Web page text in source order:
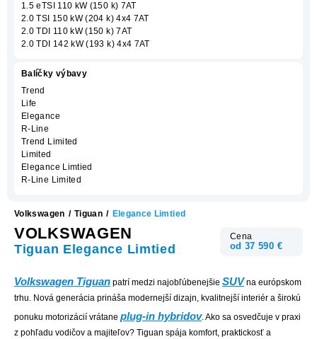
Volkswagen / Tiguan / Elegance Limtied
VOLKSWAGEN
Tiguan Elegance Limtied
Cena
od 37 590 €
Volkswagen Tiguan patrí medzi najobľúbenejšie SUV na európskom
trhu. Nová generácia prináša modernejší dizajn, kvalitnejší interiér a širokú
ponuku motorizácií vrátane plug-in hybridov. Ako sa osvedčuje v praxi
z pohľadu vodičov a majiteľov? Tiguan spája komfort, praktickosť a
1.5 eTSI 110 kW (150 k) 7AT
2.0 TSI 150 kW (204 k) 4x4 7AT
2.0 TDI 110 kW (150 k) 7AT
2.0 TDI 142 kW (193 k) 4x4 7AT
Balíčky výbavy
Trend
Life
Elegance
R-Line
Trend Limited
Limited
Elegance Limtied
R-Line Limited